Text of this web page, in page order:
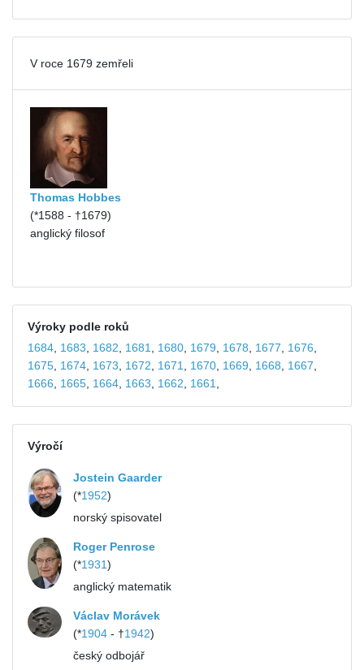
V roce 1679 zemřeli
Thomas Hobbes
(*1588 - †1679)
anglický filosof
Výroky podle roků
1684, 1683 1682 1681 1680, 1679 1678 1677 1676
1675, 1674, 1673 1672 1671 1670, 1669 1668 1667
1666
1665, 1664, 1663 1662 1661
Výročí
Jostein Gaarder
(*1952)
norský spisovatel
Roger Penrose
(*1931)
anglický matematik
Václav Morávek
(*1904- †1942)
český odbojář